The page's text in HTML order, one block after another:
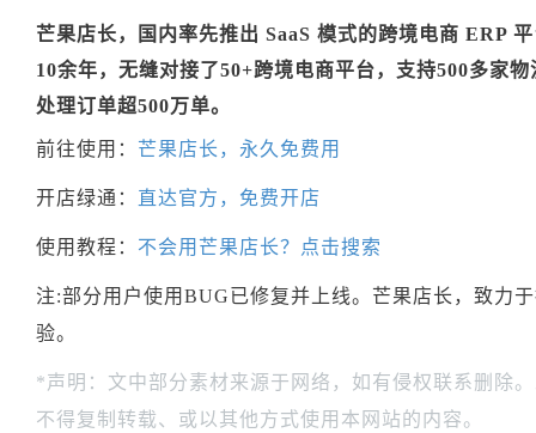
芒果店长，国内率先推出 SaaS 模式的跨境电商 ERP
10余年，无缝对接了50+跨境电商平台，支持500多家
处理订单超500万单。
前往使用： 芒果店长，永久免费用
开店绿通： 直达官方，免费开店
使用教程： 不会用芒果店长？点击搜索
注:部分用户使用BUG已修复并上线。芒果店长，致力
验。
*声明：文中部分素材来源于网络，如有侵权联系删除
不得复制转载、或以其他方式使用本网站的内容。